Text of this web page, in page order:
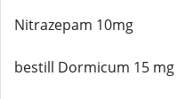
Nitrazepam 10mg
bestill Dormicum 15